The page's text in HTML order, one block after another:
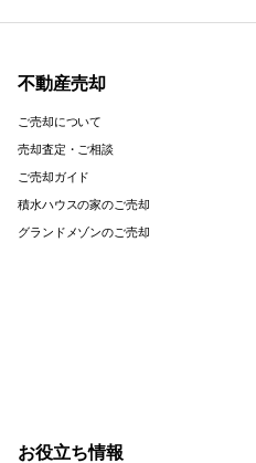
不動産売却
ご売却について
売却査定・ご相談
ご売却ガイド
積水ハウスの家のご売却
グランドメゾンのご売却
お役立ち情報